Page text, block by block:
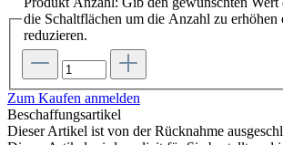
die Schaltflächen um die Anzahl zu erhöhen
reduzieren.
Zum Kaufen anmelden
Beschaffungsartikel
Dieser Artikel ist von der Rücknahme